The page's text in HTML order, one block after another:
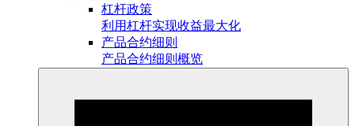
杠杆政策
利用杠杆实现收益最大化
产品合约细则
产品合约细则概览